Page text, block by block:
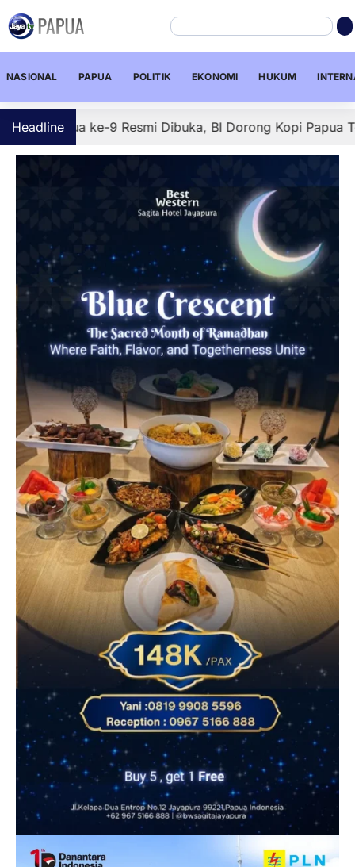
NASIONAL PAPUA POLITIK EKONOMI HUKUM
Headline
ke-9 Resmi Dibuka, BI Dorong Kopi Papua Tembus